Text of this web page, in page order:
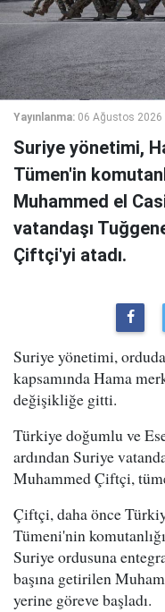
Yayınlanma: 06 Ağustos 2026
Suriye yönetimi,
Tümen'in
Muhammed el
vatandaşı
Çiftçi'yi atadı.
Suriye yönetimi,
kapsamında Hama
değişikliğe gitti.
Türkiye doğumlu ve
ardından Suriye
Muhammed Çiftçi,
Çiftçi, daha önce
Tümeni'nin
Suriye ordusuna
başına getirilen
yerine göreve başladı.